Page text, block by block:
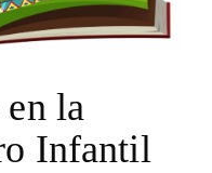
en la
Infantil